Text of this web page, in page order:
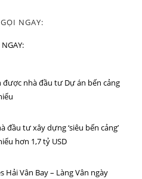
NGAY:
được nhà đầu tư Dự án bến cảng
đầu tư xây dựng ‘siêu bến cảng’
hơn 1,7 tỷ USD
Hải Vân Bay – Làng Vân ngày